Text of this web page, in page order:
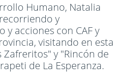
Humano, Natalia
y
acciones con CAF y
visitando en esta
Zafreritos" y "Rincón de
de La Esperanza.